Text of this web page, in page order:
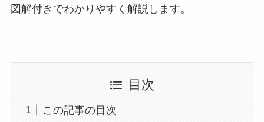
図解付きでわかりやすく解説します。
目次
この記事の目次